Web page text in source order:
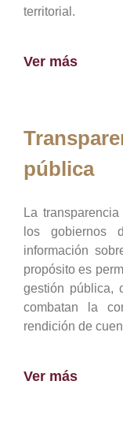
territorial.
Ver más
pública
La
los gobiernos
información
propósito es
gestión pública,
combatan la
rendición de
Ver más